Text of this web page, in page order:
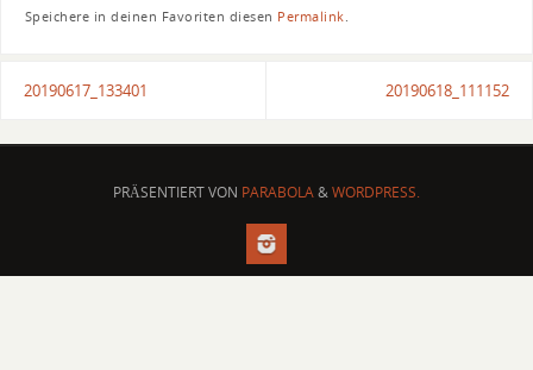
Speichere in deinen Favoriten diesen Permalink.
20190617_133401 20190618_111152
PRÄSENTIERT VON PARABOLA&WORDPRESS.